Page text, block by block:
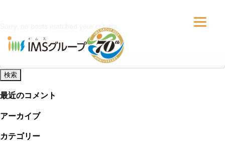
Sorry, no posts matched your criteria.
索:
最近のコメント
アーカイブ
カテゴリー